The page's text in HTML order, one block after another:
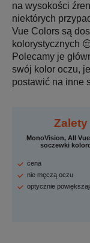
na wysokości
niektórych
Vue Colors są
kolorystycznych
Polecamy je
swój kolor oczu,
postawić na inne
Zalety
MonoVision, All
soczewki
cena
nie męczą oczu
optycznie